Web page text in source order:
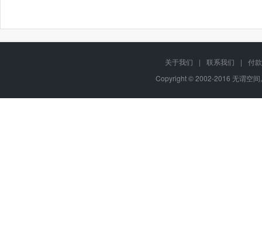
关于我们 | 联系我们 |
付
Copyright © 2002-2016 无谓空